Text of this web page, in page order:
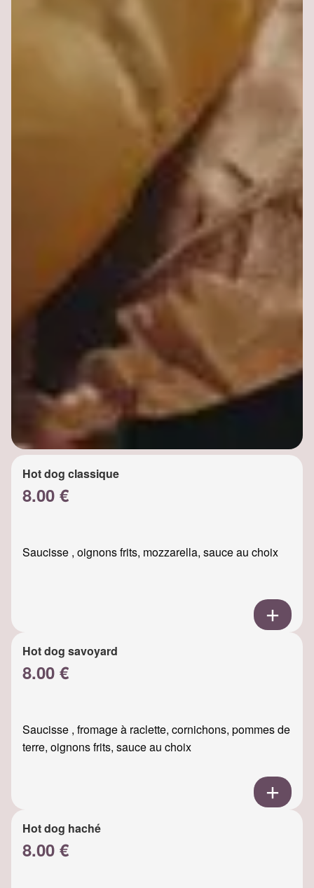
Hot dog classique
8.00 €
Saucisse , oignons frits, mozzarella, sauce au choix
Hot dog savoyard
8.00 €
Saucisse , fromage à raclette, cornichons, pommes de
terre, oignons frits, sauce au choix
Hot dog haché
8.00 €